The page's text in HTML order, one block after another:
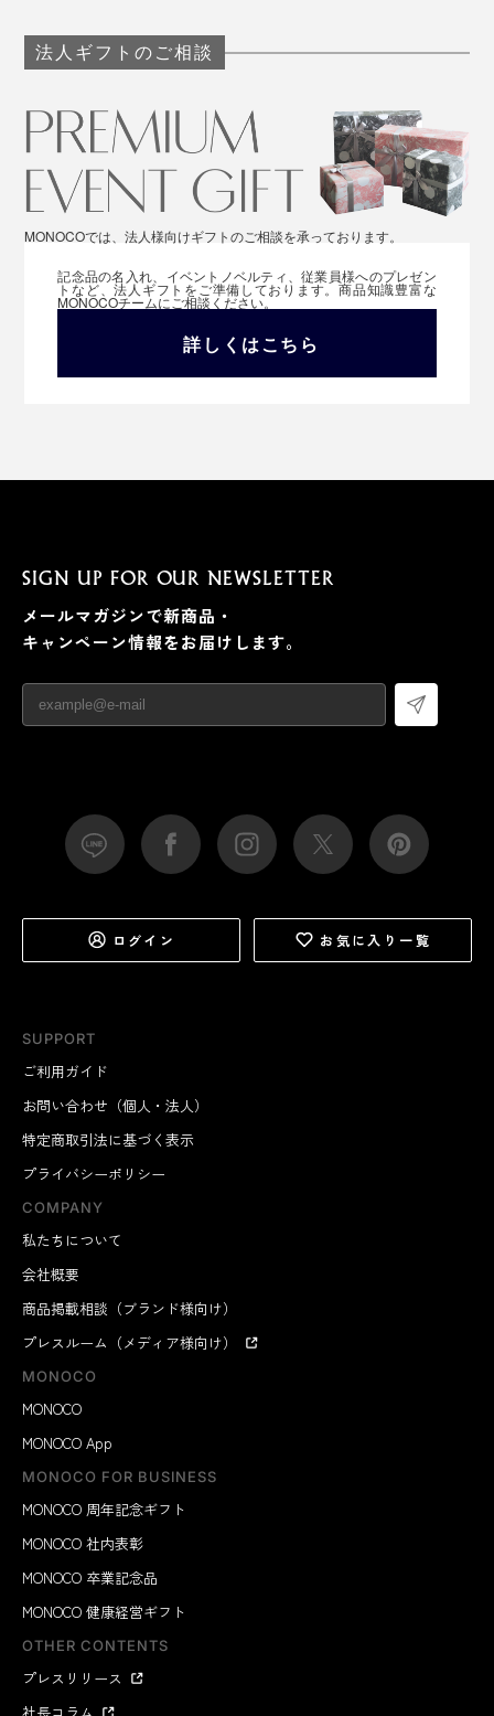
法人ギフトのご相談
MONOCOでは、法人様向けギフトのご相談を承っております。
記念品の名入れ、イベントノベルティ、従業員様へのプレゼン
トなど、法人ギフトをご準備しております。商品知識豊富な
MONOCOチームにご相談ください。
詳しくはこちら
SUPPORT
ご利用ガイド
お問い合わせ（個人・法人）
特定商取引法に基づく表示
プライバシーポリシー
COMPANY
私たちについて
会社概要
商品掲載相談（ブランド様向け）
プレスルーム（メディア様向け）
MONOCO
MONOCO
MONOCO App
MONOCO FOR BUSINESS
MONOCO 周年記念ギフト
MONOCO 社内表彰
MONOCO 卒業記念品
MONOCO 健康経営ギフト
OTHER CONTENTS
プレスリリース
社長コラム
SIGN UP FOR OUR NEWSLETTER
メールマガジンで新商品・
キャンペーン情報をお届けします。
ログイン お気に入り一覧